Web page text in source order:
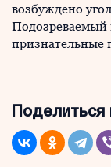
возбуждено
Подозреваемый
признательные